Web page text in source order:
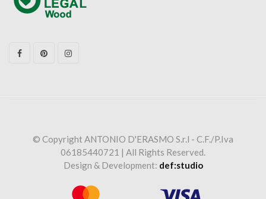
© Copyright ANTONIO D'ERASMO S.r.l - C.F./P.Iva
06185440721 | All Rights Reserved.
Design & Development: def:studio